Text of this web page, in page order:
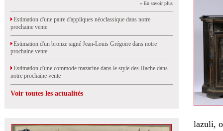
» En savoir plus
Estimation d'une paire d'appliques néoclassique dans notre
prochaine vente
Estimation d'un bronze signé Jean-Louis Grégoire dans notre
prochaine vente
Estimation d'une commode mazarine dans le style des Hache dans
notre prochaine vente
Voir toutes les actualités
lazuli,